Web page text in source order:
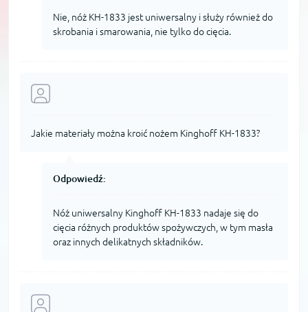
Nie, nóż KH-1833 jest uniwersalny i służy również do
skrobania i smarowania, nie tylko do cięcia.
Jakie materiały można kroić nożem Kinghoff KH-1833?
Odpowiedź:
Nóż uniwersalny Kinghoff KH-1833 nadaje się do
cięcia różnych produktów spożywczych, w tym masła
oraz innych delikatnych składników.